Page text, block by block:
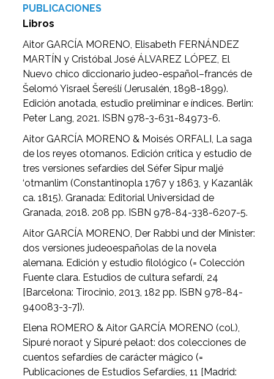
PUBLICACIONES
Libros
Aitor GARCÍA MORENO, Elisabeth FERNÁNDEZ
MARTÍN y Cristóbal José ÁLVAREZ LÓPEZ, El
Nuevo chico diccionario judeo-español–francés de
Šelomó Yisrael Šereślí (Jerusalén, 1898-1899).
Edición anotada, estudio preliminar e índices. Berlin:
Peter Lang, 2021. ISBN 978-3-631-84973-6.
Aitor GARCÍA MORENO & Moisés ORFALI, La saga
de los reyes otomanos. Edición crítica y estudio de
tres versiones sefardíes del Séfer Sipur maljé
‘otmanlim (Constantinopla 1767 y 1863, y Kazanlâk
ca. 1815). Granada: Editorial Universidad de
Granada, 2018. 208 pp. ISBN 978-84-338-6207-5.
Aitor GARCÍA MORENO, Der Rabbi und der Minister:
dos versiones judeoespañolas de la novela
alemana. Edición y estudio filológico (= Colección
Fuente clara. Estudios de cultura sefardí, 24
[Barcelona: Tirocinio, 2013, 182 pp. ISBN 978-84-
940083-3-7]).
Elena ROMERO & Aitor GARCÍA MORENO (col.),
Sipuré noraot y Sipuré pelaot: dos colecciones de
cuentos sefardíes de carácter mágico (=
Publicaciones de Estudios Sefardíes, 11 [Madrid: